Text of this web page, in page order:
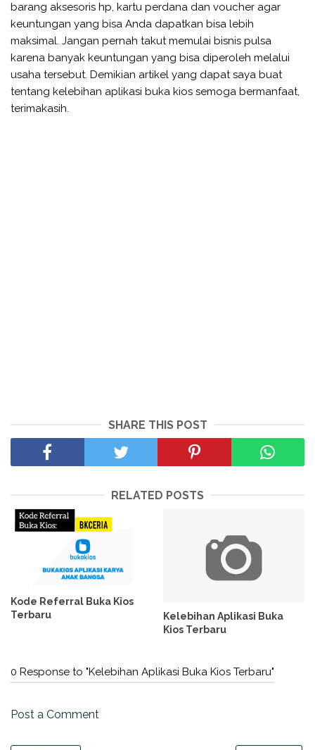
barang aksesoris hp, kartu perdana dan voucher agar
keuntungan yang bisa Anda dapatkan bisa lebih
maksimal. Jangan pernah takut memulai bisnis pulsa
karena banyak keuntungan yang bisa diperoleh melalui
usaha tersebut. Demikian artikel yang dapat saya buat
tentang kelebihan aplikasi buka kios semoga bermanfaat,
terimakasih.
SHARE THIS POST
RELATED POSTS
Kode Referral Buka Kios
Terbaru
Kelebihan Aplikasi Buka
Kios Terbaru
0 Response to "Kelebihan Aplikasi Buka Kios Terbaru"
Post a Comment